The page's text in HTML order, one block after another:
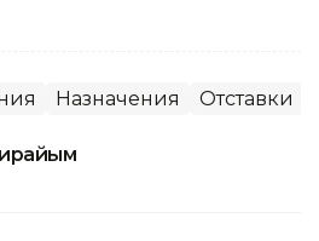
Назначения Отставки